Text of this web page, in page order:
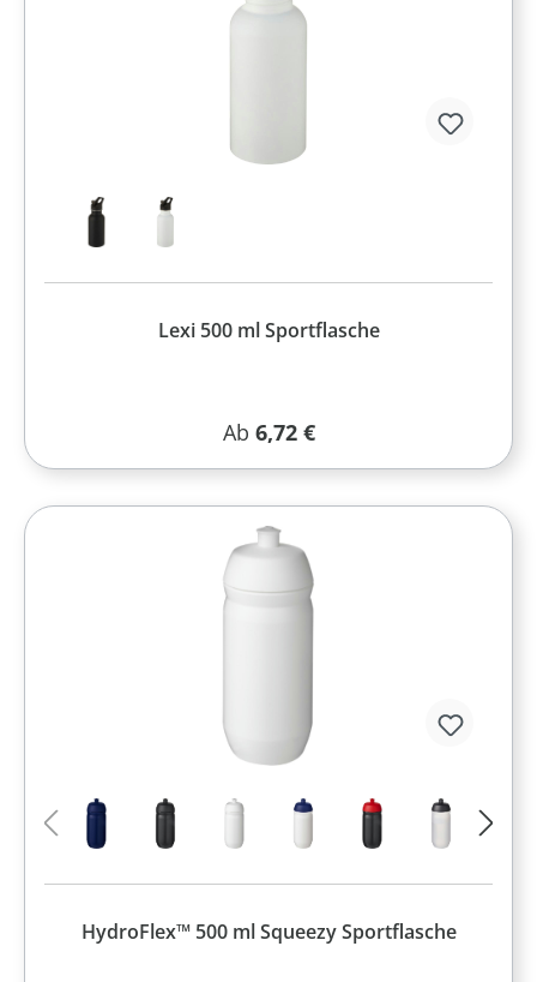
Lexi 500 ml Sportflasche
Regulärer Preis:
Ab 6,72 €
HydroFlex™ 500 ml Squeezy Sportflasche